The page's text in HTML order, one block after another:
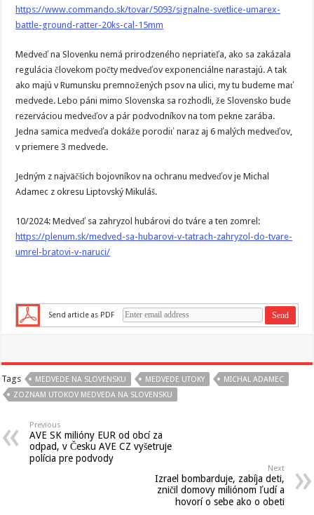
https://www.commando.sk/tovar/5093/signalne-svetlice-umarex-
battle-ground-ratter-20ks-cal-15mm
Medveď na Slovenku nemá prirodzeného nepriateľa, ako sa zakázala
regulácia človekom počty medveďov exponenciálne narastajú. A tak
ako majú v Rumunsku premnožených psov na ulici, my tu budeme mať
medvede. Lebo páni mimo Slovenska sa rozhodli, že Slovensko bude
rezerváciou medveďov a pár podvodníkov na tom pekne zarába.
Jedna samica medveďa dokáže porodiť naraz aj 6 malých medveďov,
v priemere 3 medvede.
Jedným z najväčšich bojovníkov na ochranu medveďov je Michal
Adamec z okresu Liptovský Mikuláš.
10/2024: Medveď sa zahryzol hubárovi do tváre a ten zomrel:
https://plenum.sk/medved-sa-hubarovi-v-tatrach-zahryzol-do-tvare-
umrel-bratovi-v-naruci/
Send article as PDF
Tags MEDVEDE NA SLOVENSKU MEDVEDE UTOKY
MICHAL ADAMEC
ZOZNAM UTOKOV MEDVEDA NA SLOVENSKU
Previous
AVE SK milióny EUR od obcí za
odpad, v Česku AVE CZ vyšetruje
polícia pre podvody
Next
Izrael bombarduje, zabíja deti,
zničil domovy miliónom ľudí a
hovorí o sebe ako o obeti